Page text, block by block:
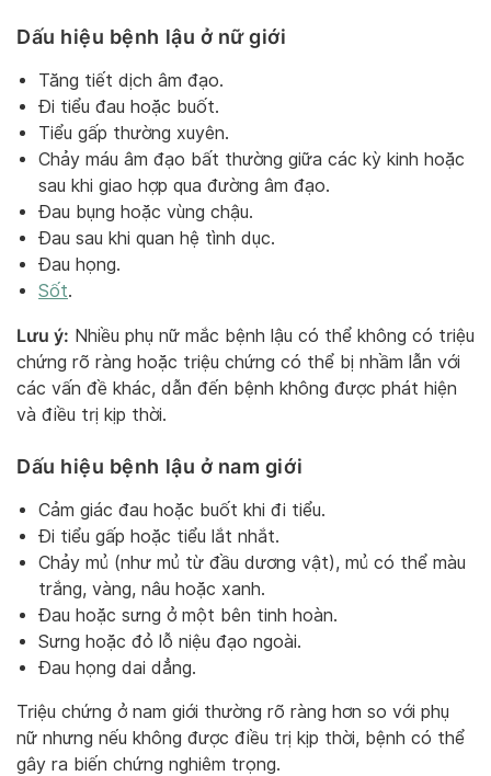
Dấu hiệu bệnh lậu ở nữ giới
Tăng tiết dịch âm đạo.
Đi tiểu đau hoặc buốt.
Tiểu gấp thường xuyên.
Chảy máu âm đạo bất thường giữa các kỳ kinh hoặc
sau khi giao hợp qua đường âm đạo.
Đau bụng hoặc vùng chậu.
Đau sau khi quan hệ tình dục.
Đau họng.
Sốt.
Lưu ý: Nhiều phụ nữ mắc bệnh lậu có thể không có triệu
chứng rõ ràng hoặc triệu chứng có thể bị nhầm lẫn với
các vấn đề khác, dẫn đến bệnh không được phát hiện
và điều trị kịp thời.
Dấu hiệu bệnh lậu ở nam giới
Cảm giác đau hoặc buốt khi đi tiểu.
Đi tiểu gấp hoặc tiểu lắt nhắt.
Chảy mủ (như mủ từ đầu dương vật), mủ có thể màu
trắng, vàng, nâu hoặc xanh.
Đau hoặc sưng ở một bên tinh hoàn.
Sưng hoặc đỏ lỗ niệu đạo ngoài.
Đau họng dai dẳng.
Triệu chứng ở nam giới thường rõ ràng hơn so với phụ
nữ nhưng nếu không được điều trị kịp thời, bệnh có thể
gây ra biến chứng nghiêm trọng.